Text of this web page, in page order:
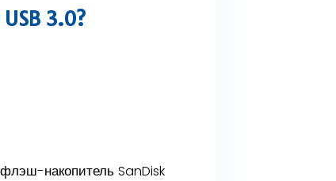
3.0?
накопитель SanDisk